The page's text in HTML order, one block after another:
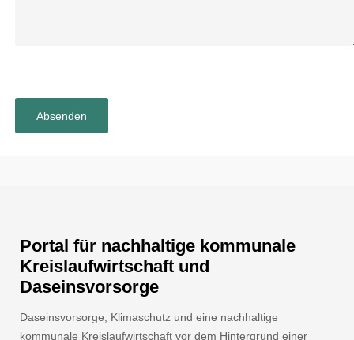
Portal für nachhaltige kommunale
Kreislaufwirtschaft und
Daseinsvorsorge
Daseinsvorsorge, Klimaschutz und eine nachhaltige
kommunale Kreislaufwirtschaft vor dem Hintergrund einer